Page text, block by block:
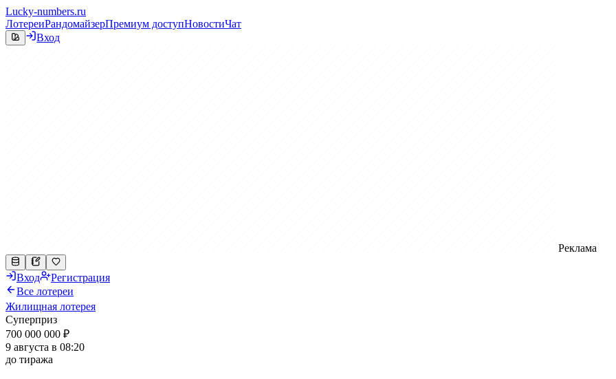
Lucky-numbers.ru
ЛотереиРандомайзерПремиум доступНовостиЧат
Вход
Реклама
Вход
Регистрация
Все лотереи
Жилищная лотерея
Суперприз
700 000 000 ₽
9 августа в 08:20
до тиража